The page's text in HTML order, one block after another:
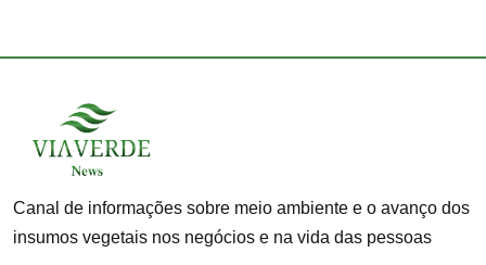
Canal de informações sobre meio ambiente e o avanço dos
insumos vegetais nos negócios e na vida das pessoas